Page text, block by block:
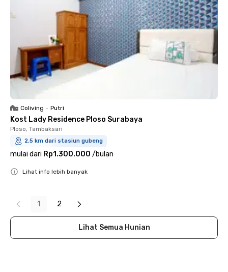
Coliving • Putri
Kost Lady Residence Ploso Surabaya
Ploso, Tambaksari
2.5 km dari stasiun gubeng
mulai dari Rp1.300.000 /bulan
Lihat info lebih banyak
1 2
Lihat Semua Hunian